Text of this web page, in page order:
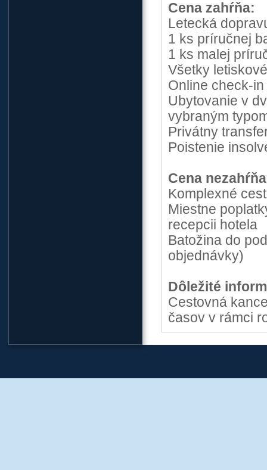
Cena zahŕňa:
Letecká
1 ks príručnej
1 ks malej
Všetky
Online check-in
Ubytovanie v
vybraným
Privátny
Poistenie
Cena
Komplexné
Miestne
recepcii hotela
Batožina do
objednávky)
Dôležité
Cestovná
časov v rámci